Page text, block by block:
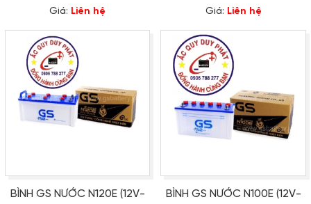
Giá: Liên hệ Giá: Liên hệ
BÌNH GS NƯỚC N120E (12V-
BÌNH GS NƯỚC N100E (12V-